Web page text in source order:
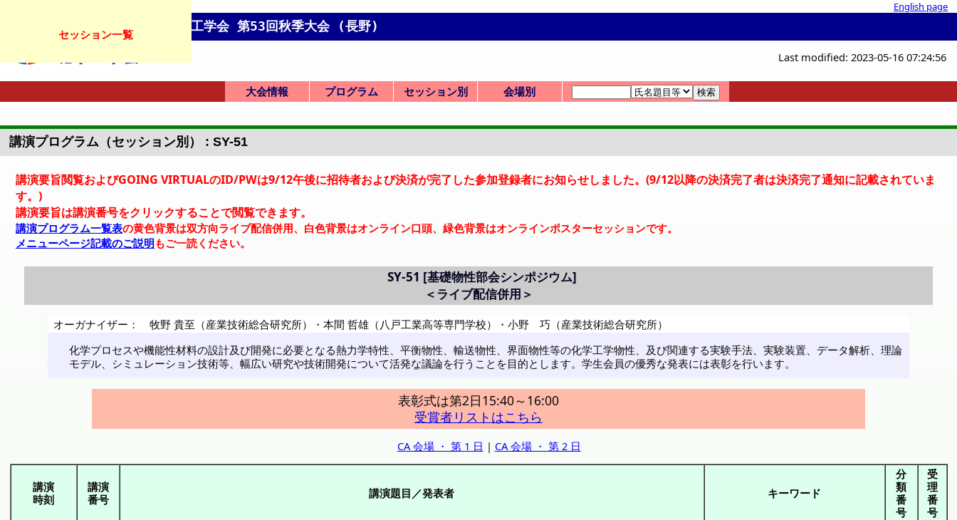
English page
化学工学会 第53回秋季大会 (長野)
Last modified: 2023-05-16 07:24:56
大会情報
プログラム
u
セッション別
ポ
会場別
ano
講演プログラム（セッション別） : SY-51
講演要旨閲覧およびGOING VIRTUALのID/PWは9/12午後に招待者および決済が完了した参加登録者にお知らせしました。(9/12以降の決済完了者は決済完了通知に記載されていま
す。)
講演要旨は講演番号をクリックすることで閲覧できます。
講演プログラム一覧表の黄色背景は双方向ライブ配信併用、白色背景はオンライン口頭、緑色背景はオンラインポスターセッションです。
メニューページ記載のご説明もご一読ください。
SY-51 [基礎物性部会シンポジウム]
＜ライブ配信併用＞
オーガナイザー： 牧野 貴至（産業技術総合研究所） ・ 本間 哲雄（八戸工業高等専門学校） ・ 小野 巧（産業技術総合研究所）
化学プロセスや機能性材料の設計及び開発に必要となる熱力学特性、平衡物性、輸送物性、界面物性等の化学工学物性、及び関連する実験手法、実験装置、データ解析、理論
モデル、シミュレーション技術等、幅広い研究や技術開発について活発な議論を行うことを目的とします。学生会員の優秀な発表には表彰を行います。
表彰式は第2日15:40～16:00
受賞者リストはこちら
CA 会場 ・ 第 1 日 | CA 会場 ・ 第 2 日
講演
時刻
講演
番号
講演題目／発表者 キーワード
分
類
番
号
受
理
番
号
セッション一覧